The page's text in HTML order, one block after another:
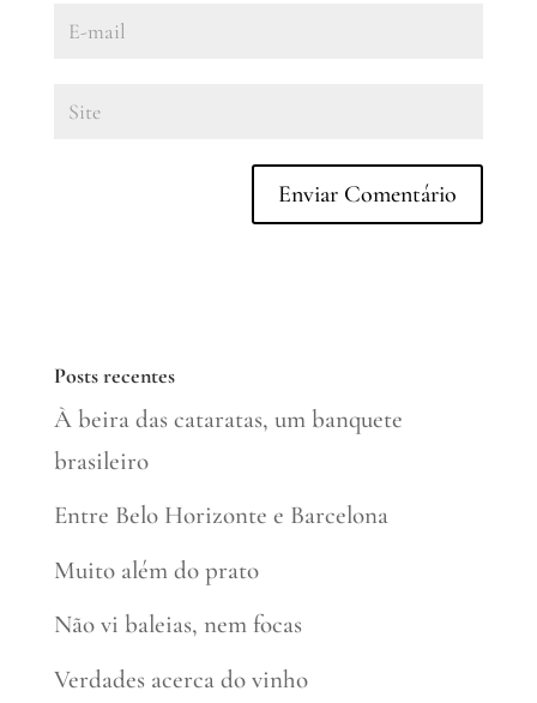
Posts recentes
À beira das cataratas, um banquete
brasileiro
Entre Belo Horizonte e Barcelona
Muito além do prato
Não vi baleias, nem focas
Verdades acerca do vinho